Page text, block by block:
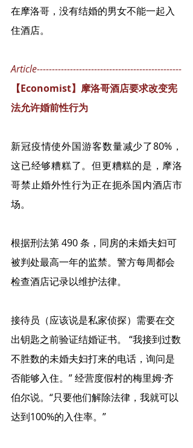
在摩洛哥，没有结婚的男女不能一起入
住酒店。
Article------------------------------------------------
【Economist】摩洛哥酒店要求改变宪
法允许婚前性行为
新冠疫情使外国游客数量减少了80%，
这已经够糟糕了。但更糟糕的是，摩洛
哥禁止婚外性行为正在扼杀国内酒店市
场。
根据刑法第 490 条，同房的未婚夫妇可
被判处最高一年的监禁。警方每周都会
检查酒店记录以维护法律。
接待员（应该说是私家侦探）需要在交
出钥匙之前验证结婚证书。 “我接到过数
不胜数的未婚夫妇打来的电话，询问是
否能够入住。” 经营度假村的梅里姆·齐
伯尔说。“只要他们解除法律，我就可以
达到100%的入住率。”